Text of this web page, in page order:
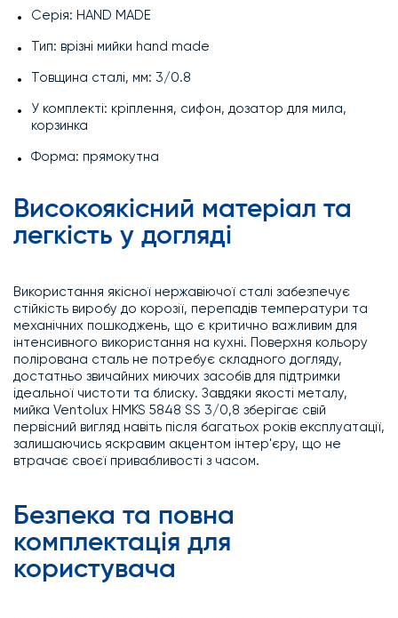
Серія: HAND MADE
Тип: врізні мийки hand made
Товщина сталі, мм: 3/0.8
У комплекті: кріплення, сифон, дозатор для мила,
корзинка
Форма: прямокутна
Високоякісний матеріал та
легкість у догляді
Використання якісної нержавіючої сталі забезпечує
стійкість виробу до корозії, перепадів температури та
механічних пошкоджень, що є критично важливим для
інтенсивного використання на кухні. Поверхня кольору
полірована сталь не потребує складного догляду,
достатньо звичайних миючих засобів для підтримки
ідеальної чистоти та блиску. Завдяки якості металу,
мийка Ventolux HMKS 5848 SS 3/0,8 зберігає свій
первісний вигляд навіть після багатьох років експлуатації,
залишаючись яскравим акцентом інтер'єру, що не
втрачає своєї привабливості з часом.
Безпека та повна
комплектація для
користувача